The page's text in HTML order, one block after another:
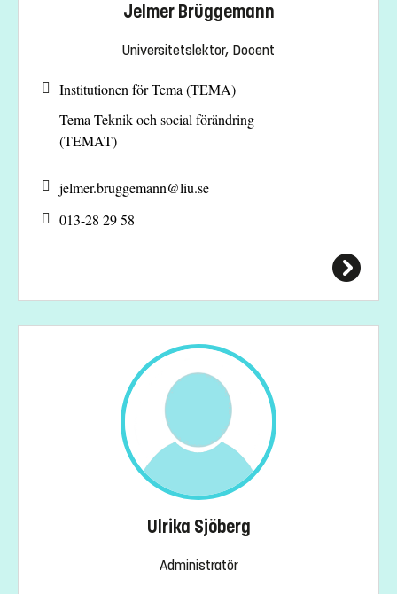
Jelmer Brüggemann
Universitetslektor, Docent
Institutionen för Tema (TEMA)
Tema Teknik och social förändring
(TEMAT)
jelmer.bruggemann@liu.se
013-28 29 58
Ulrika Sjöberg
Administratör